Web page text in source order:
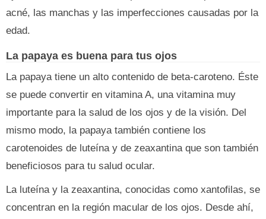
acné, las manchas y las imperfecciones causadas por la
edad.
La papaya es buena para tus ojos
La papaya tiene un alto contenido de beta-caroteno. Éste
se puede convertir en vitamina A, una vitamina muy
importante para la salud de los ojos y de la visión. Del
mismo modo, la papaya también contiene los
carotenoides de luteína y de zeaxantina que son también
beneficiosos para tu salud ocular.
La luteína y la zeaxantina, conocidas como xantofilas, se
concentran en la región macular de los ojos. Desde ahí,